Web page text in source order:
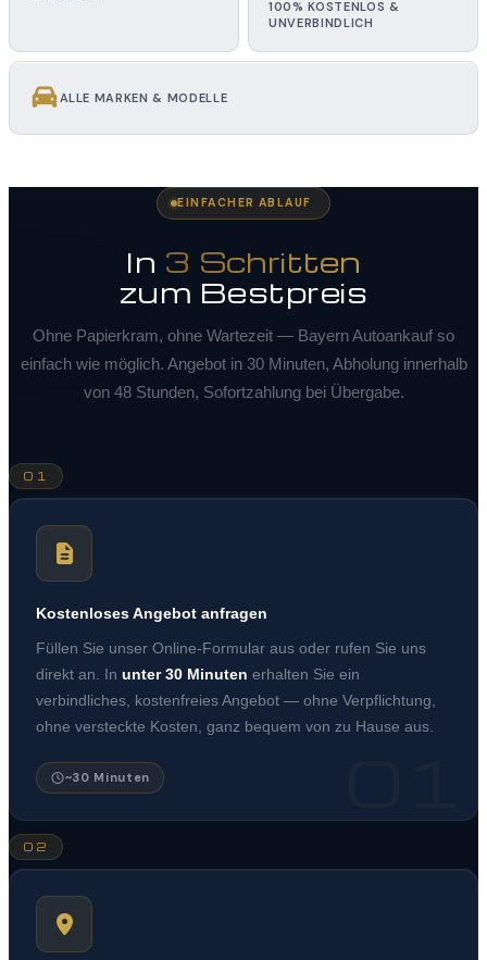
100% KOSTENLOS &
UNVERBINDLICH
ALLE MARKEN & MODELLE
EINFACHER ABLAUF
In 3 Schritten
zum Bestpreis
Ohne Papierkram, ohne Wartezeit — Bayern Autoankauf so
einfach wie möglich. Angebot in 30 Minuten, Abholung innerhalb
von 48 Stunden, Sofortzahlung bei Übergabe.
01
Kostenloses Angebot anfragen
Füllen Sie unser Online-Formular aus oder rufen Sie uns
direkt an. In unter 30 Minuten erhalten Sie ein
verbindliches, kostenfreies Angebot — ohne Verpflichtung,
ohne versteckte Kosten, ganz bequem von zu Hause aus.
~30 Minuten
02